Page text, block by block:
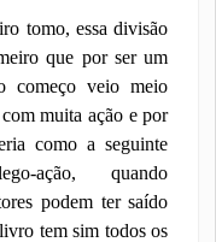
tomo, essa divisão
que por ser um
começo veio meio
muita ação e por
como a seguinte
ação, quando
podem ter saído
tem sim todos os